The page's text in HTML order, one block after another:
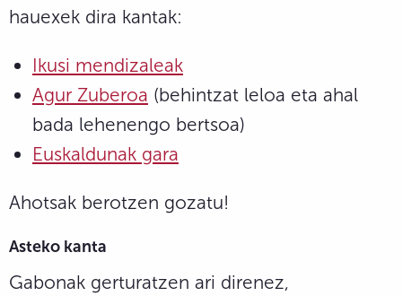
hauexek dira kantak:
Ikusi mendizaleak
Agur Zuberoa (behintzat leloa eta ahal
bada lehenengo bertsoa)
Euskaldunak gara
Ahotsak berotzen gozatu!
Asteko kanta
Gabonak gerturatzen ari direnez,